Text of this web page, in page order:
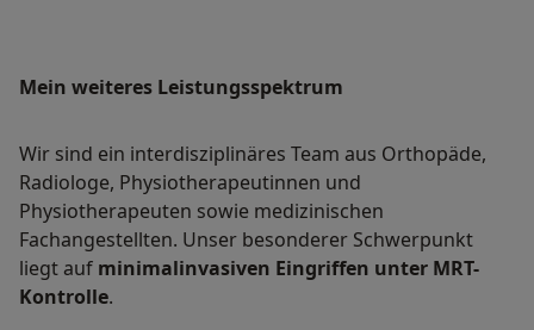
Mein weiteres Leistungs­spektrum
Wir sind ein interdisziplinäres Team aus Orthopäde,
Radiologe, Physiotherapeutinnen und
Physiotherapeuten sowie medizinischen
Fachangestellten. Unser besonderer Schwerpunkt
liegt auf minimalinvasiven Eingriffen unter MRT-
Kontrolle.